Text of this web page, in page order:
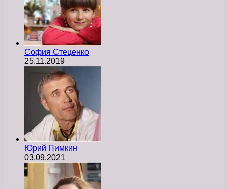
София Стеценко
25.11.2019
Юрий Пимкин
03.09.2021